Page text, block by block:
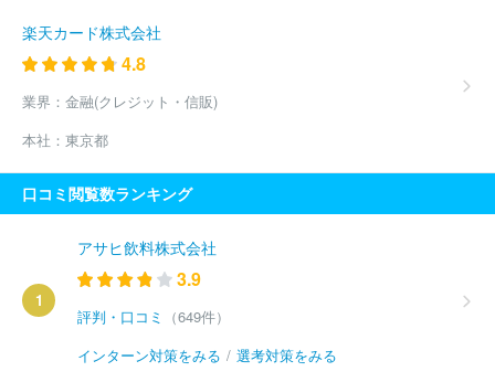
楽天カード株式会社
4.8
業界： 金融(クレジット・信販)
本社： 東京都
口コミ閲覧数ランキング
1
アサヒ飲料株式会社
3.9
評判・口コミ
（649件）
インターン対策をみる / 選考対策をみる